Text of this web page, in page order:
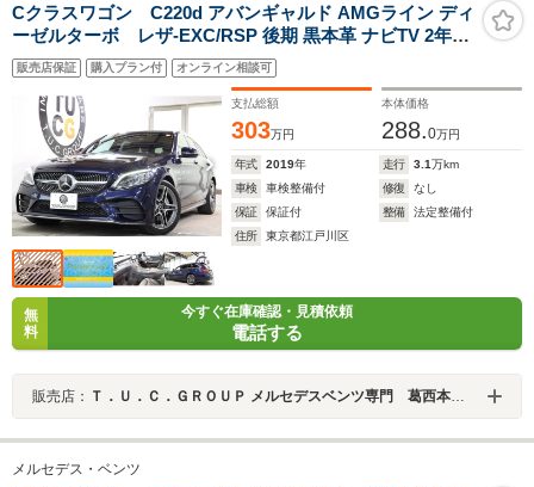
Cクラスワゴン C220d アバンギャルド AMGライン ディ
ーゼルターボ レザ-EXC/RSP 後期 黒本革 ナビTV 2年保
証 MEコネ メモリ-P/Sヒ-タ- ヘッドアップD スマホ連携
ブルメスタ- Bカメラ PTS DSRC ハンズフリA AMGエア
ロ/18AW ダイナミックS LED-H/L エアバランス 純正F/R
ドラレコ 9AT
販売店保証 購入プラン付 オンライン相談可
支払総額
303万円
本体価格
288.0万円
年式 2019年 走行 3.1万km
車検
車検整備付 修復
なし
保証
保証付 整備
法定整備付
住所
東京都江戸川区
無
料
今すぐ在庫確認・見積依頼
電話する
販売店： Ｔ．Ｕ．Ｃ．ＧＲＯＵＰ メルセデスベンツ専門 葛西本店／（株）ティーユーシー
メルセデス・ベンツ